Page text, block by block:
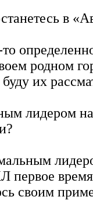
в
родном
их
лидером на
первое
своим